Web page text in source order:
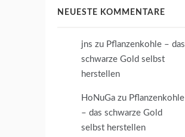
NEUESTE KOMMENTARE
jns zu Pflanzenkohle – das
schwarze Gold selbst
herstellen
HoNuGa zu Pflanzenkohle
– das schwarze Gold
selbst herstellen